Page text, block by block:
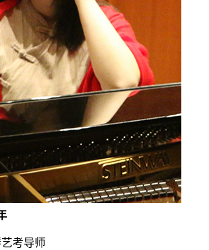
考导师